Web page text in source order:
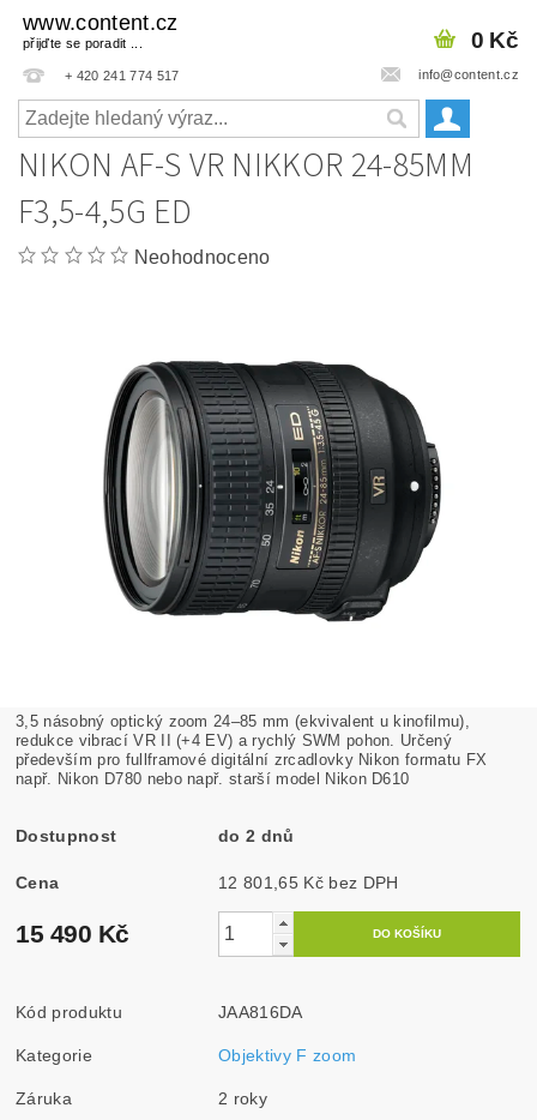
www.content.cz
přijďte se poradit ...
+ 420 241 774 517 info@content.cz
0 Kč
NIKON AF-S VR NIKKOR 24-85MM
F3,5-4,5G ED
Neohodnoceno
3,5 násobný optický zoom 24–85 mm (ekvivalent u kinofilmu),
redukce vibrací VR II (+4 EV) a rychlý SWM pohon. Určený
především pro fullframové digitální zrcadlovky Nikon formatu FX
např. Nikon D780 nebo např. starší model Nikon D610
Dostupnost do 2 dnů
Cena 12 801,65 Kč bez DPH
15 490 Kč
Kód produktu JAA816DA
Kategorie Objektivy F zoom
Záruka 2 roky